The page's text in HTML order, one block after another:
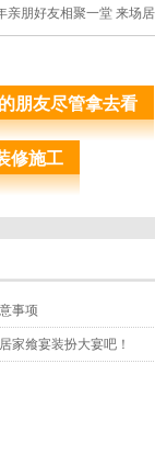
亲朋好友相聚一堂 来场
朋友尽管拿去看
修施工
事项
家飨宴装扮大宴吧！